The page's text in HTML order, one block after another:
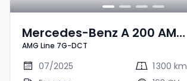
Mercedes-Benz A 200 AMG
Line 7G-DCT
AMG Line 7G-DCT
07/2025
1 300 km